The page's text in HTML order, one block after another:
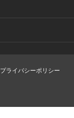
プライバシーポリシー